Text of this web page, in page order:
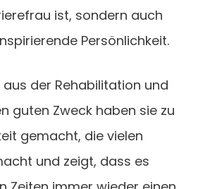
ist, sondern auch
Persönlichkeit.
aus der Rehabilitation und
guten Zweck haben sie zu
gemacht, die vielen
und zeigt, dass es